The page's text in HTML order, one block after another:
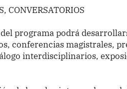
CONVERSATORIOS
programa podrá
conferencias magistrales,
interdisciplinarios,